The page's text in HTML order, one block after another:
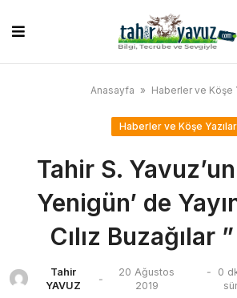
content
Anasayfa » Haberler ve Köşe
Haberler ve Köşe
Tahir S.
Yenigün’ de
Cılız Buzağılar ”
Tahir
YAVUZ
-
20 Ağustos
2019
-
0